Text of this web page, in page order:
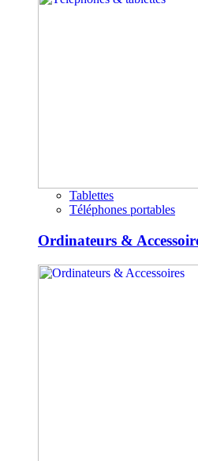
Tablettes
Téléphones portables
Ordinateurs &